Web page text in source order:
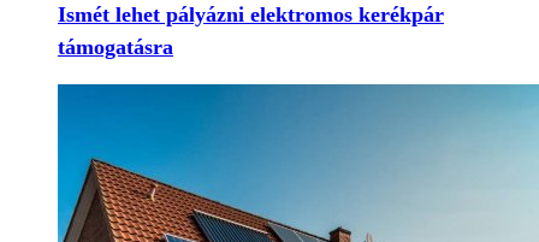
Ismét lehet pályázni elektromos kerékpár
támogatásra